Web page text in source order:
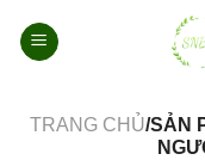
qua
TRANG CHỦ/SẢN